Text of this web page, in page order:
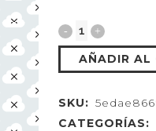
AÑADIR AL
SKU:
CATEGORÍAS: